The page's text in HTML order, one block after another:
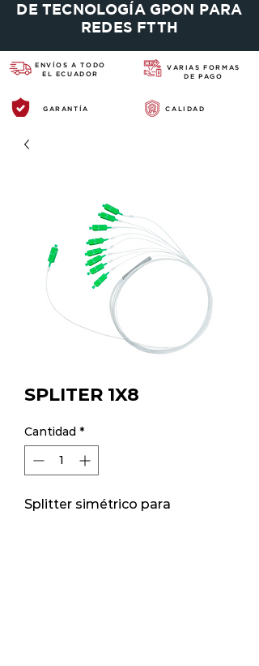
DE TECNOLOGÍA GPON PARA
REDES FTTH
ENVÍOS A TODO
EL ECUADOR
VARIAS FORMAS
DE PAGO
GARANTÍA CALIDAD
SPLITER 1X8
Cantidad *
Splitter simétrico para